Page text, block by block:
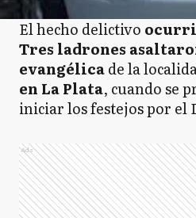
El hecho delictivo
Tres ladrones
evangélicade la
en La Plata, cuando se
iniciar los festejos por el
Ads